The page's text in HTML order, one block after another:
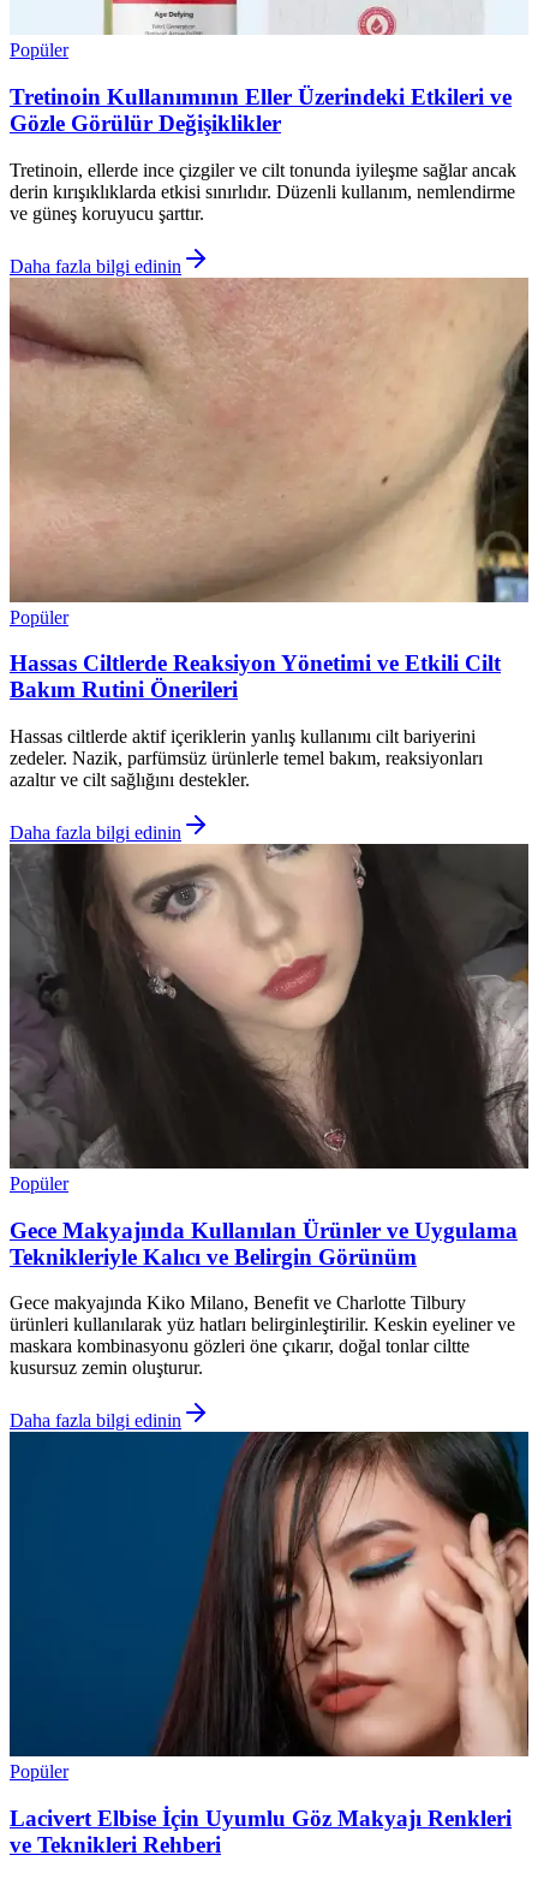
Popüler
Tretinoin Kullanımının Eller Üzerindeki Etkileri ve
Gözle Görülür Değişiklikler
Tretinoin, ellerde ince çizgiler ve cilt tonunda iyileşme sağlar ancak
derin kırışıklıklarda etkisi sınırlıdır. Düzenli kullanım, nemlendirme
ve güneş koruyucu şarttır.
Daha fazla bilgi edinin
Popüler
Hassas Ciltlerde Reaksiyon Yönetimi ve Etkili Cilt
Bakım Rutini Önerileri
Hassas ciltlerde aktif içeriklerin yanlış kullanımı cilt bariyerini
zedeler. Nazik, parfümsüz ürünlerle temel bakım, reaksiyonları
azaltır ve cilt sağlığını destekler.
Daha fazla bilgi edinin
Popüler
Gece Makyajında Kullanılan Ürünler ve Uygulama
Teknikleriyle Kalıcı ve Belirgin Görünüm
Gece makyajında Kiko Milano, Benefit ve Charlotte Tilbury
ürünleri kullanılarak yüz hatları belirginleştirilir. Keskin eyeliner ve
maskara kombinasyonu gözleri öne çıkarır, doğal tonlar ciltte
kusursuz zemin oluşturur.
Daha fazla bilgi edinin
Popüler
Lacivert Elbise İçin Uyumlu Göz Makyajı Renkleri
ve Teknikleri Rehberi